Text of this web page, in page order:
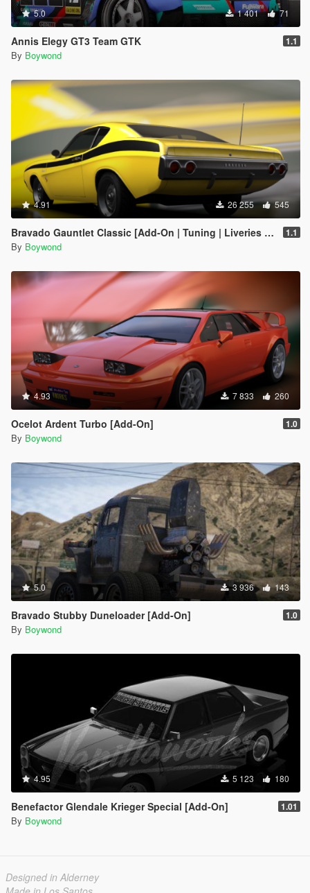
5.0 1 401 71
Annis Elegy GT3 Team GTK 1.1
By Boywond
4.91 26 255 545
Bravado Gauntlet Classic [Add-On | Tuning | Liveries | Template] 1.1
By Boywond
4.93 7 833 260
Ocelot Ardent Turbo [Add-On] 1.0
By Boywond
5.0 3 936 143
Bravado Stubby Duneloader [Add-On] 1.0
By Boywond
4.95 5 123 180
Benefactor Glendale Krieger Special [Add-On] 1.01
By Boywond
Designed in Alderney